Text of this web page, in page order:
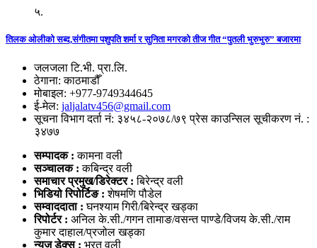
५.
तिलक ओलीको सब्द,संगीतमा पशुपति शर्मा र सुनिता मगरको तीज गीत “पुतली भुरुभुरु” बजारमा
जलजला टि.भी. प्रा.लि.
ठेगाना: काठमाडौँ
मोबाइल: +977-9749344645
ई-मेल: jaljalatv456@gmail.com
सूचना विभाग दर्ता नं: ३४५८-२०७८/७९ प्रेस काउन्सिल सूचीकरण नं. :
३४७७
सम्पादक :कामना वली
सञ्‍चालक : कबिन्द्र वली
समाचार प्रमुख/डिरेक्टर :बिरेन्द्र वली
भिडियो रिपोर्टिङ : शेषमणि पौडेल
सम्वाददाता :घनश्याम गिरी/बिरेन्द्र खड्का
रिपोर्टर : अनिल के.सी./गगन तामाङ/वसन्त पाण्डे/विजय के.सी./राम
कुमार दाहाल/प्रजोल खड्का
न्युज डेक्स : भरत वली